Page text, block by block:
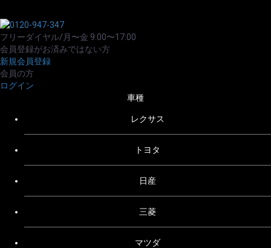
フリーダイヤル/月〜金 9:00〜17:00
会員登録がお済みではない方
新規会員登録
会員の方
ログイン
車種
レクサス
トヨタ
日産
三菱
マツダ